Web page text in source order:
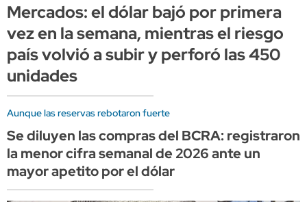
Mercados: el dólar bajó por primera
vez en la semana, mientras el riesgo
país volvió a subir y perforó las 450
unidades
Aunque las reservas rebotaron fuerte
Se diluyen las compras del BCRA: registraron
la menor cifra semanal de 2026 ante un
mayor apetito por el dólar